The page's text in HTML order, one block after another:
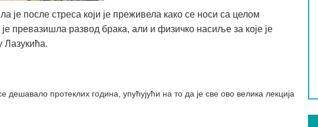
је после стреса који је преживела како се носи са целом
је превазишла развод брака, али и физичко насиље за које је
Лазукића.
дешавало протеклих година, упућујући на то да је све ово велика лекција